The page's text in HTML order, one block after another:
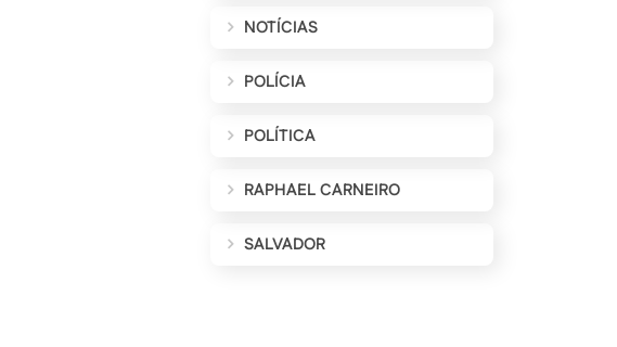
NOTÍCIAS
POLÍCIA
POLÍTICA
RAPHAEL CARNEIRO
SALVADOR